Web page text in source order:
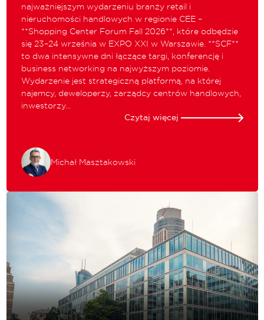
najważniejszym wydarzeniu branży retail i
nieruchomości handlowych w regionie CEE –
**Shopping Center Forum Fall 2026**, które odbędzie
się 23–24 września w EXPO XXI w Warszawie. **SCF**
to dwa intensywne dni łączące targi, konferencję i
business networking na najwyższym poziomie.
Wydarzenie jest strategiczną platformą, na której
najemcy, deweloperzy, zarządcy centrów handlowych,
inwestorzy...
Czytaj więcej
Michał Masztakowski